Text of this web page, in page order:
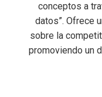
conceptos a
datos”. Ofrece
sobre la
promoviendo un